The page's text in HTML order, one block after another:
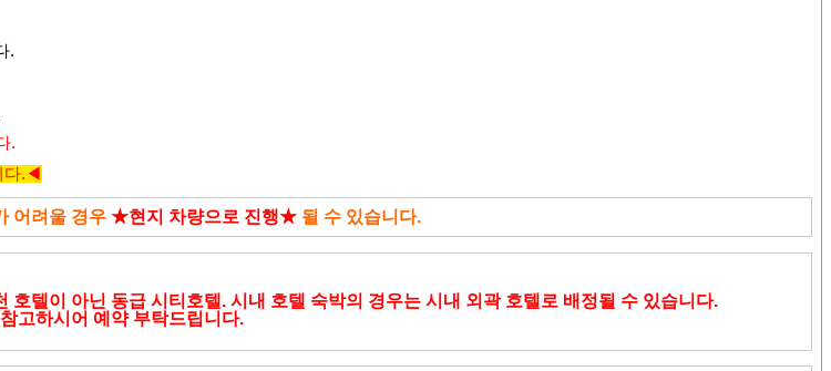
.
.
다.◀
어려울 경우 ★현지 차량으로 진행★ 될 수 있습니다.
텔이 아닌 동급 시티호텔. 시내 호텔 숙박의 경우는 시내 외곽 호텔로 배정될 수 있습니다.
참고하시어 예약 부탁드립니다.